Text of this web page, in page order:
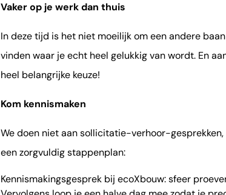
Vaker op je werk dan thuis
In deze tijd is het niet moeilijk om een andere
vinden waar je echt heel gelukkig van wordt. En
heel belangrijke keuze!
Kom kennismaken
We doen niet aan sollicitatie-verhoor-
een zorgvuldig stappenplan:
Kennismakingsgesprek bij ecoXbouw: sfeer